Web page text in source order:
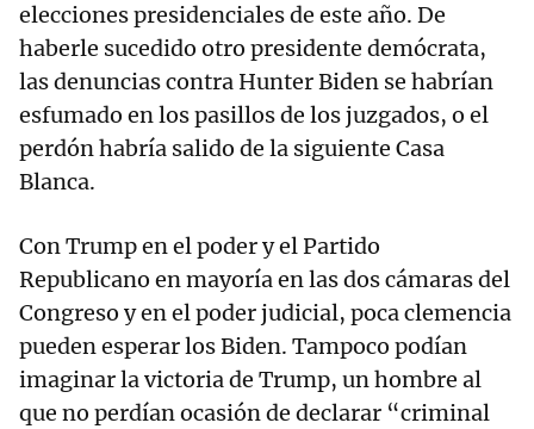
elecciones presidenciales de este año. De
haberle sucedido otro presidente demócrata,
las denuncias contra Hunter Biden se habrían
esfumado en los pasillos de los juzgados, o el
perdón habría salido de la siguiente Casa
Blanca.
Con Trump en el poder y el Partido
Republicano en mayoría en las dos cámaras del
Congreso y en el poder judicial, poca clemencia
pueden esperar los Biden. Tampoco podían
imaginar la victoria de Trump, un hombre al
que no perdían ocasión de declarar “criminal